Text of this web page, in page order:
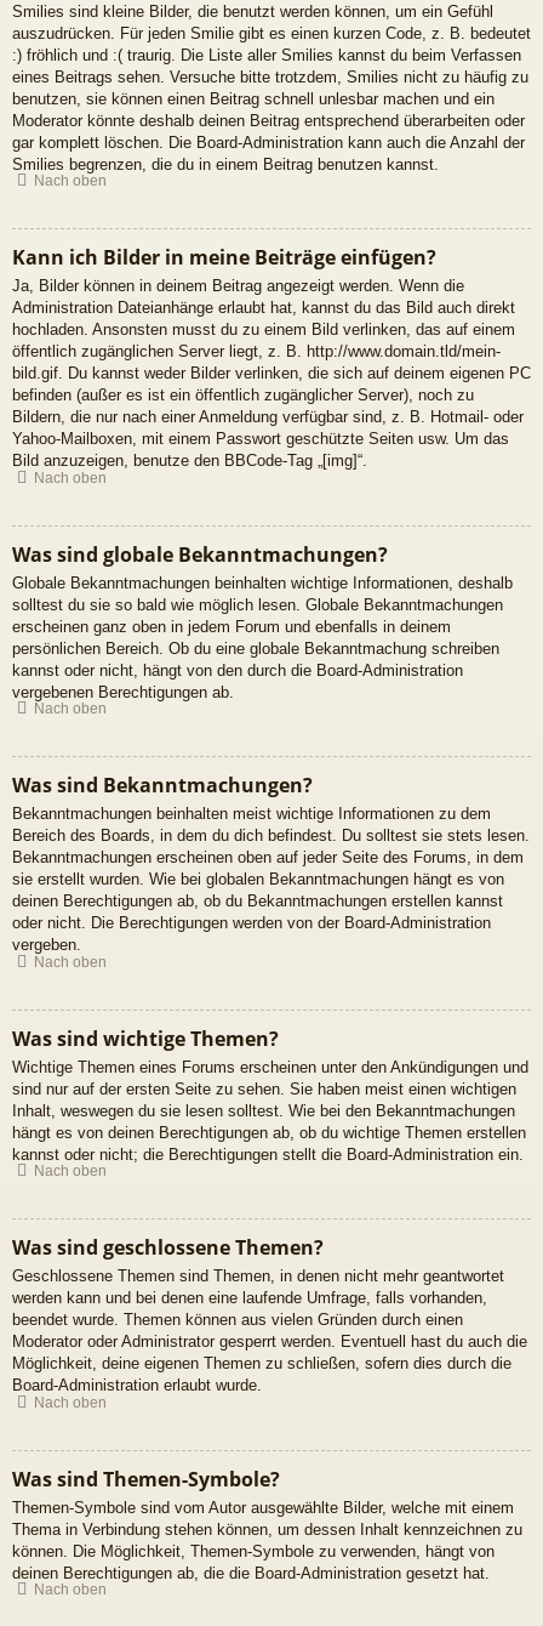
Smilies sind kleine Bilder, die benutzt werden können, um ein Gefühl
auszudrücken. Für jeden Smilie gibt es einen kurzen Code, z. B. bedeutet
:) fröhlich und :( traurig. Die Liste aller Smilies kannst du beim Verfassen
eines Beitrags sehen. Versuche bitte trotzdem, Smilies nicht zu häufig zu
benutzen, sie können einen Beitrag schnell unlesbar machen und ein
Moderator könnte deshalb deinen Beitrag entsprechend überarbeiten oder
gar komplett löschen. Die Board-Administration kann auch die Anzahl der
Smilies begrenzen, die du in einem Beitrag benutzen kannst.
Nach oben
Kann ich Bilder in meine Beiträge einfügen?
Ja, Bilder können in deinem Beitrag angezeigt werden. Wenn die
Administration Dateianhänge erlaubt hat, kannst du das Bild auch direkt
hochladen. Ansonsten musst du zu einem Bild verlinken, das auf einem
öffentlich zugänglichen Server liegt, z. B. http://www.domain.tld/mein-
bild.gif. Du kannst weder Bilder verlinken, die sich auf deinem eigenen PC
befinden (außer es ist ein öffentlich zugänglicher Server), noch zu
Bildern, die nur nach einer Anmeldung verfügbar sind, z. B. Hotmail- oder
Yahoo-Mailboxen, mit einem Passwort geschützte Seiten usw. Um das
Bild anzuzeigen, benutze den BBCode-Tag „[img]“.
Nach oben
Was sind globale Bekanntmachungen?
Globale Bekanntmachungen beinhalten wichtige Informationen, deshalb
solltest du sie so bald wie möglich lesen. Globale Bekanntmachungen
erscheinen ganz oben in jedem Forum und ebenfalls in deinem
persönlichen Bereich. Ob du eine globale Bekanntmachung schreiben
kannst oder nicht, hängt von den durch die Board-Administration
vergebenen Berechtigungen ab.
Nach oben
Was sind Bekanntmachungen?
Bekanntmachungen beinhalten meist wichtige Informationen zu dem
Bereich des Boards, in dem du dich befindest. Du solltest sie stets lesen.
Bekanntmachungen erscheinen oben auf jeder Seite des Forums, in dem
sie erstellt wurden. Wie bei globalen Bekanntmachungen hängt es von
deinen Berechtigungen ab, ob du Bekanntmachungen erstellen kannst
oder nicht. Die Berechtigungen werden von der Board-Administration
vergeben.
Nach oben
Was sind wichtige Themen?
Wichtige Themen eines Forums erscheinen unter den Ankündigungen und
sind nur auf der ersten Seite zu sehen. Sie haben meist einen wichtigen
Inhalt, weswegen du sie lesen solltest. Wie bei den Bekanntmachungen
hängt es von deinen Berechtigungen ab, ob du wichtige Themen erstellen
kannst oder nicht; die Berechtigungen stellt die Board-Administration ein.
Nach oben
Was sind geschlossene Themen?
Geschlossene Themen sind Themen, in denen nicht mehr geantwortet
werden kann und bei denen eine laufende Umfrage, falls vorhanden,
beendet wurde. Themen können aus vielen Gründen durch einen
Moderator oder Administrator gesperrt werden. Eventuell hast du auch die
Möglichkeit, deine eigenen Themen zu schließen, sofern dies durch die
Board-Administration erlaubt wurde.
Nach oben
Was sind Themen-Symbole?
Themen-Symbole sind vom Autor ausgewählte Bilder, welche mit einem
Thema in Verbindung stehen können, um dessen Inhalt kennzeichnen zu
können. Die Möglichkeit, Themen-Symbole zu verwenden, hängt von
deinen Berechtigungen ab, die die Board-Administration gesetzt hat.
Nach oben